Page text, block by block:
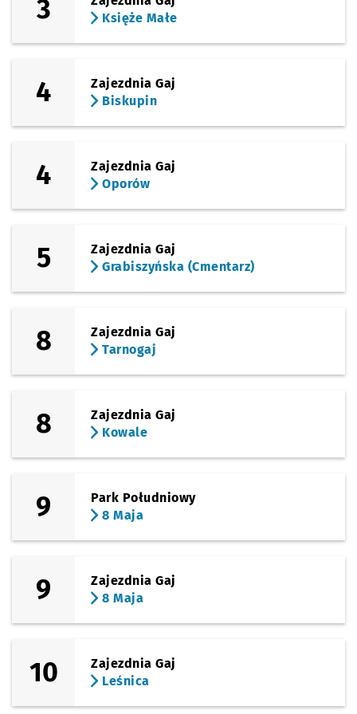
3
Księże Małe
4
Zajezdnia Gaj
Biskupin
4
Zajezdnia Gaj
Oporów
5
Zajezdnia Gaj
Grabiszyńska (Cmentarz)
8
Zajezdnia Gaj
Tarnogaj
8
Zajezdnia Gaj
Kowale
9
Park Południowy
8 Maja
9
Zajezdnia Gaj
8 Maja
10
Zajezdnia Gaj
Leśnica